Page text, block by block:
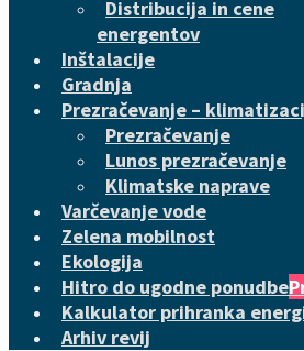
Distribucija in cene
energentov
Inštalacije
Gradnja
Prezračevanje –
Prezračevanje
Lunos prezračevanje
Klimatske naprave
Varčevanje vode
Zelena mobilnost
Ekologija
Hitro do ugodne ponudbe
Kalkulator prihranka
Arhiv revij